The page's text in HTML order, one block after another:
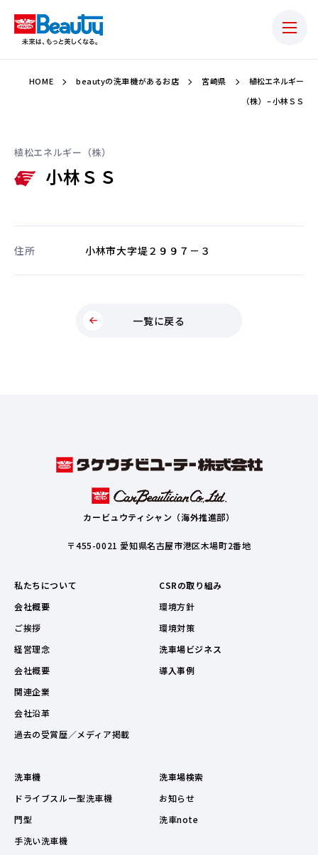
HOME beautyの洗車機があるお店 宮崎県
植松エネルギー
（株） – 小林ＳＳ
植松エネルギー（株）
小林ＳＳ
住所 小林市大字堤２９９７－３
一覧に戻る
カービュウティシャン（海外推進部）
〒455-0021 愛知県名古屋市港区木場町2番地
私たちについて
会社概要
ご挨拶
経営理念
会社概要
関連企業
会社沿革
過去の受賞歴／メディア掲載
CSRの取り組み
環境方針
環境対策
洗車場ビジネス
導入事例
洗車機
ドライブスルー型洗車機
門型
手洗い洗車機
洗車場検索
お知らせ
洗車note